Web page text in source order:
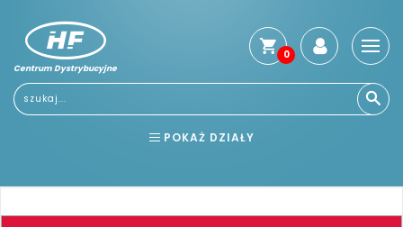
Centrum Dystrybucyjne
0
POKAŻ DZIAŁY
NARZĘDZIA SPAWALNICTWO